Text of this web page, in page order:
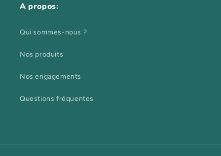
A propos:
Qui sommes-nous ?
Nos produits
Nos engagements
Questions fréquentes